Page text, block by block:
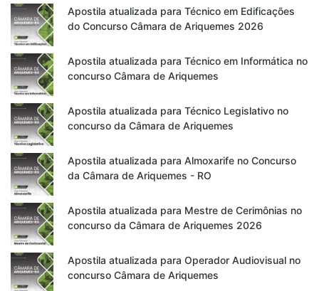
Apostila atualizada para Técnico em Edificações
do Concurso Câmara de Ariquemes 2026
Apostila atualizada para Técnico em Informática no
concurso Câmara de Ariquemes
Apostila atualizada para Técnico Legislativo no
concurso da Câmara de Ariquemes
Apostila atualizada para Almoxarife no Concurso
da Câmara de Ariquemes - RO
Apostila atualizada para Mestre de Cerimônias no
concurso da Câmara de Ariquemes 2026
Apostila atualizada para Operador Audiovisual no
concurso Câmara de Ariquemes